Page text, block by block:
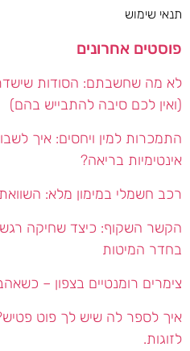
תנאי שימוש
פוסטים אחרונים
לא מה שחשבתם: הסודות
(ואין לכם סיבה להתבייש בהם)
התמכרות למין ויחסים: איך
אינטימיות בריאה?
רכב חשמלי במימון מלא:
הקשר השקוף: כיצד שחיקה
בחדר המיטות
צימרים רומנטיים בצפון –
איך לספר לה שיש לך פוט
לזוגות.